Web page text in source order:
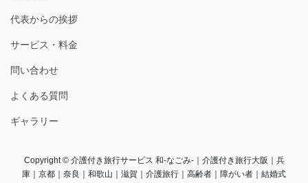
代表からの挨拶
サービス・料金
問い合わせ
よくある質問
ギャラリー
Copyright © 介護付き旅行サービス 和-なごみ-｜介護付き旅行大阪｜兵
庫｜京都｜奈良｜和歌山｜滋賀｜介護旅行｜高齢者｜障がい者｜結婚式